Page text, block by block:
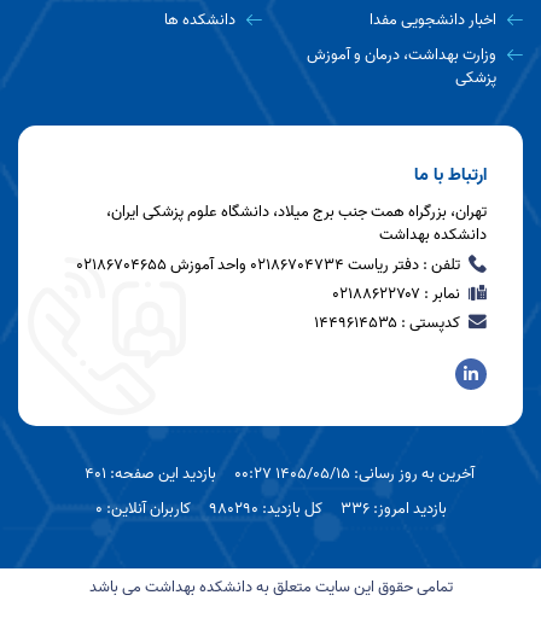
اخبار دانشجویی مفدا
دانشکده ها
وزارت بهداشت، درمان و آموزش
پزشکی
ارتباط با ما
تهران، بزرگراه همت جنب برج میلاد، دانشگاه علوم پزشکی ایران،
دانشکده بهداشت
تلفن : دفتر ریاست 02186704734 واحد آموزش 02186704655
نمابر : ۰۲۱۸۸۶۲۲۷۰۷
کدپستی : ۱۴۴۹۶۱۴۵۳۵
آخرین به روز رسانی: 1405/05/15 00:27
بازدید این صفحه: 401
بازدید امروز: 336
کل بازدید: 980290 کاربران آنلاین: 0
تمامی حقوق این سایت متعلق به دانشکده بهداشت می باشد